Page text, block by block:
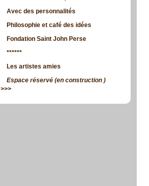
Avec des personnalités
Philosophie et café des idées
Fondation Saint John Perse
******
Les artistes amies
Espace réservé (en construction )
>>>